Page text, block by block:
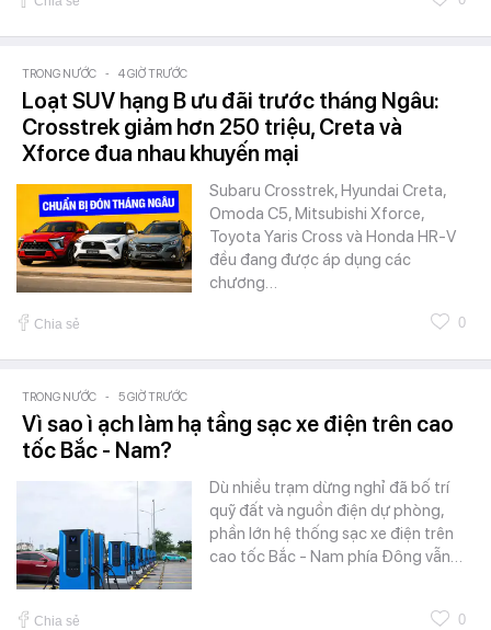
TRONG NƯỚC - 4 GIỜ TRƯỚC
Loạt SUV hạng B ưu đãi trước tháng Ngâu:
Crosstrek giảm hơn 250 triệu, Creta và
Xforce đua nhau khuyến mại
Subaru Crosstrek, Hyundai Creta,
Omoda C5, Mitsubishi Xforce,
Toyota Yaris Cross và Honda HR-V
đều đang được áp dụng các
chương…
Chia sẻ 0
TRONG NƯỚC - 5 GIỜ TRƯỚC
Vì sao ì ạch làm hạ tầng sạc xe điện trên cao
tốc Bắc - Nam?
Dù nhiều trạm dừng nghỉ đã bố trí
quỹ đất và nguồn điện dự phòng,
phần lớn hệ thống sạc xe điện trên
cao tốc Bắc - Nam phía Đông vẫn…
Chia sẻ 0